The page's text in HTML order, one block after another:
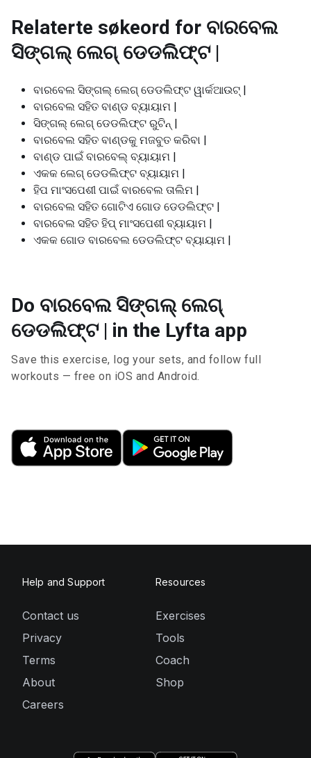
Relaterte søkeord for ବାରବେଲ
ସିଙ୍ଗଲ୍ ଲେଗ୍ ଡେଡଲିଫ୍ଟ |
ବାରବେଲ ସିଙ୍ଗଲ୍ ଲେଗ୍ ଡେଡଲିଫ୍ଟ ୱାର୍କଆଉଟ୍ |
ବାରବେଲ ସହିତ ବାଣ୍ଡ ବ୍ୟାୟାମ |
ସିଙ୍ଗଲ୍ ଲେଗ୍ ଡେଡଲିଫ୍ଟ ରୁଟିନ୍ |
ବାରବେଲ ସହିତ ବାଣ୍ଡକୁ ମଜବୁତ କରିବା |
ବାଣ୍ଡ ପାଇଁ ବାରବେଲ୍ ବ୍ୟାୟାମ |
ଏକକ ଲେଗ୍ ଡେଡଲିଫ୍ଟ ବ୍ୟାୟାମ |
ହିପ ମାଂସପେଶୀ ପାଇଁ ବାରବେଲ ତାଲିମ |
ବାରବେଲ ସହିତ ଗୋଟିଏ ଗୋଡ ଡେଡଲିଫ୍ଟ |
ବାରବେଲ ସହିତ ହିପ୍ ମାଂସପେଶୀ ବ୍ୟାୟାମ |
ଏକକ ଗୋଡ ବାରବେଲ ଡେଡଲିଫ୍ଟ ବ୍ୟାୟାମ |
Do ବାରବେଲ ସିଙ୍ଗଲ୍ ଲେଗ୍
ଡେଡଲିଫ୍ଟ | in the Lyfta app
Save this exercise, log your sets, and follow full
workouts — free on iOS and Android.
Help and Support
Contact us
Privacy
Terms
About
Careers
Resources
Exercises
Tools
Coach
Shop